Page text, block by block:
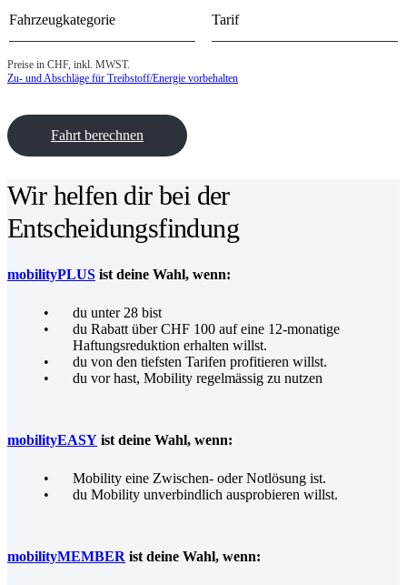
Fahrzeugkategorie Tarif
Preise in CHF, inkl. MWST.
Zu- und Abschläge für Treibstoff/Energie vorbehalten
Fahrt berechnen
Wir helfen dir bei der
Entscheidungsfindung
mobilityPLUS ist deine Wahl, wenn:
du unter 28 bist
du Rabatt über CHF 100 auf eine 12-monatige
Haftungsreduktion erhalten willst.
du von den tiefsten Tarifen profitieren willst.
du vor hast, Mobility regelmässig zu nutzen
mobilityEASY ist deine Wahl, wenn:
Mobility eine Zwischen- oder Notlösung ist.
du Mobility unverbindlich ausprobieren willst.
mobilityMEMBER ist deine Wahl, wenn: